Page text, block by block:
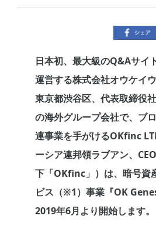
日本初、最大級のQ&Aサイ
運営する株式会社オウケイ
東京都渋谷区、代表取締役
の海外グループ会社で、ブ
連事業を手がけるOKfinc
ーシア連邦領ラブアン、
下「OKfinc」）は、暗号資
ビス（※1）事業『OK
2019年6月より開始します。